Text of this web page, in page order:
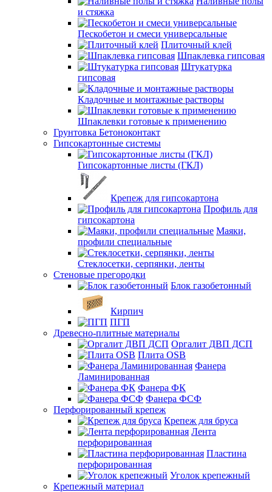
и стяжка
Пескобетон и смеси универсальные
Плиточный клей
Шпаклевка гипсовая
Штукатурка
гипсовая
Кладочные и монтажные растворы
Шпаклевки готовые к применению
Грунтовка Бетоноконтакт
Гипсокартонные системы
Гипсокартонные листы (ГКЛ)
Крепеж для гипсокартона
Профиль для
гипсокартона
Маяки,
профили специальные
Стеклосетки, серпянки, ленты
Стеновые прегородки
Блок газобетонный
Кирпич
ПГП
Древесно-плитные материалы
Оргалит ДВП ДСП
Плита OSB
Фанера
Ламинированная
Фанера ФК
Фанера ФСФ
Перфорированный крепеж
Крепеж для бруса
Лента
перфорированная
Пластина
перфорированная
Уголок крепежный
Крепежный материал